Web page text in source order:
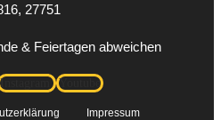
27751
& Feiertagen abweichen
Instagram Youtube
Impressum